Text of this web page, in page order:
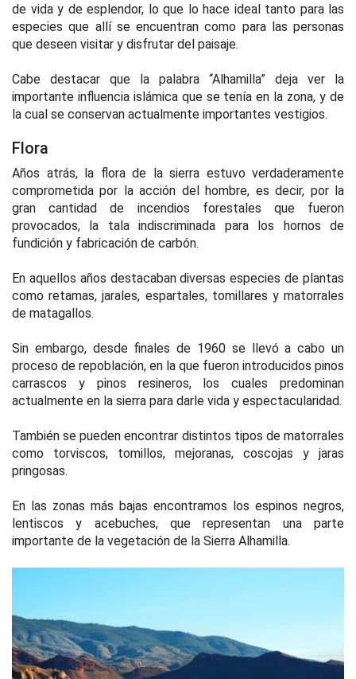
de vida y de esplendor, lo que lo hace ideal tanto para las
especies que allí se encuentran como para las personas
que deseen visitar y disfrutar del paisaje.
Cabe destacar que la palabra “Alhamilla” deja ver la
importante influencia islámica que se tenía en la zona, y de
la cual se conservan actualmente importantes vestigios.
Flora
Años atrás, la flora de la sierra estuvo verdaderamente
comprometida por la acción del hombre, es decir, por la
gran cantidad de incendios forestales que fueron
provocados, la tala indiscriminada para los hornos de
fundición y fabricación de carbón.
En aquellos años destacaban diversas especies de plantas
como retamas, jarales, espartales, tomillares y matorrales
de matagallos.
Sin embargo, desde finales de 1960 se llevó a cabo un
proceso de repoblación, en la que fueron introducidos pinos
carrascos y pinos resineros, los cuales predominan
actualmente en la sierra para darle vida y espectacularidad.
También se pueden encontrar distintos tipos de matorrales
como torviscos, tomillos, mejoranas, coscojas y jaras
pringosas.
En las zonas más bajas encontramos los espinos negros,
lentiscos y acebuches, que representan una parte
importante de la vegetación de la Sierra Alhamilla.